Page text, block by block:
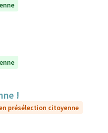
!
présélection citoyenne